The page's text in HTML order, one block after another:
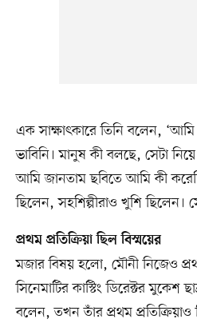
এক সাক্ষাৎকারে তিনি বলেন,
ভাবিনি। মানুষ কী বলছে, সেটা
আমি জানতাম ছবিতে আমি কী
ছিলেন, সহশিল্পীরাও খুশি ছিলেন।
প্রথম প্রতিক্রিয়া ছিল বিস্ময়ের
মজার বিষয় হলো, মৌনী নিজেও
সিনেমাটির কাস্টিং ডিরেক্টর মুকেশ
বলেন, তখন তাঁর প্রথম